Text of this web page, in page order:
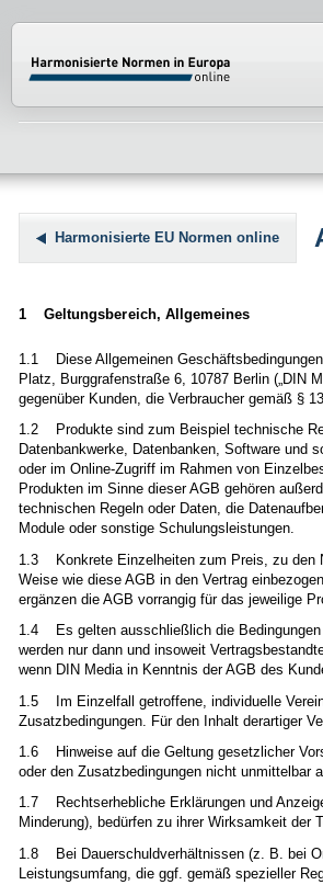
Harmonisierte EU Normen online
1 Geltungsbereich, Allgemeines
1.1 Diese Allgemeinen Geschäftsbedingungen
Platz, Burggrafenstraße 6, 10787 Berlin („DIN
gegenüber Kunden, die Verbraucher gemäß §
1.2 Produkte sind zum Beispiel technische
Datenbankwerke, Datenbanken, Software und
oder im Online-Zugriff im Rahmen von
Produkten im Sinne dieser AGB gehören
technischen Regeln oder Daten, die
Module oder sonstige Schulungsleistungen.
1.3 Konkrete Einzelheiten zum Preis, zu den
Weise wie diese AGB in den Vertrag
ergänzen die AGB vorrangig für das jeweilige
1.4 Es gelten ausschließlich die Bedingungen
werden nur dann und insoweit
wenn DIN Media in Kenntnis der AGB des
1.5 Im Einzelfall getroffene, individuelle
Zusatzbedingungen. Für den Inhalt derartiger
1.6 Hinweise auf die Geltung gesetzlicher
oder den Zusatzbedingungen nicht unmittelbar
1.7 Rechtserhebliche Erklärungen und
Minderung), bedürfen zu ihrer Wirksamkeit der
1.8 Bei Dauerschuldverhältnissen (z. B. bei
Leistungsumfang, die ggf. gemäß spezieller